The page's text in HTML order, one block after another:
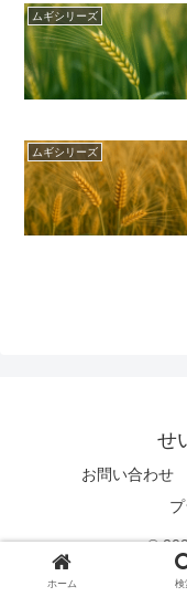
ムギシリーズ
ムギシリーズ
せ
お問い合わせ
©
ホーム 検